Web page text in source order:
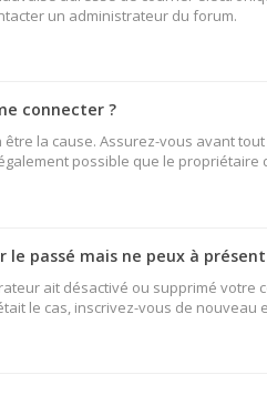
un administrateur du forum.
connecter ?
la cause. Assurez-vous avant
possible que le
le passé mais ne peux à
ait désactivé ou supprimé
le cas, inscrivez-vous de